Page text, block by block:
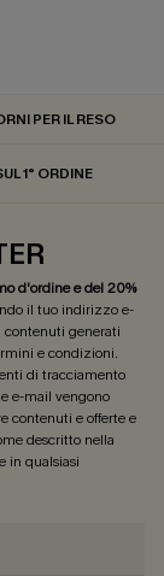
PER IL RESO
1° ORDINE
d'ordine e del 20%
il tuo indirizzo e-
contenuti generati
e condizioni.
di tracciamento
e-mail vengono
contenuti e offerte e
descritto nella
in qualsiasi